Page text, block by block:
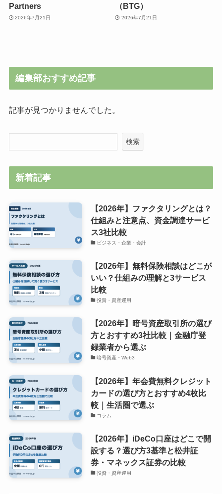
Partners
2026年7月21日
（BTG）
2026年7月21日
編集部おすすめ記事
記事が見つかりませんでした。
検索
新着記事
【2026年】ファクタリングとは？
仕組みと注意点、資金調達サービ
ス3社比較
ビジネス・企業・会計
【2026年】無料保険相談はどこが
いい？仕組みの理解と3サービス
比較
投資・資産運用
【2026年】暗号資産取引所の選び
方とおすすめ3社比較｜金融庁登
録業者から選ぶ
暗号資産・Web3
【2026年】年会費無料クレジット
カードの選び方とおすすめ4枚比
較｜生活圏で選ぶ
コラム
【2026年】iDeCo口座はどこで開
設する？選び方3基準と松井証
券・マネックス証券の比較
投資・資産運用